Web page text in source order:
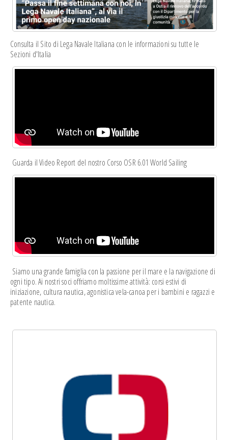
Consulta il Sito di Lega Navale Italiana con le informazioni su tutte le
Sezioni d'Italia
Guarda il Video Report del nostro Corso OSR 6.01 World Sailing
Siamo una grande famiglia con la passione per il mare e la navigazione di
ogni tipo. Ai nostri soci offriamo moltissime attività: corsi estivi di
iniziazione, cultura nautica, agonistica vela-canoa per i bambini e ragazzi e
patente nautica.